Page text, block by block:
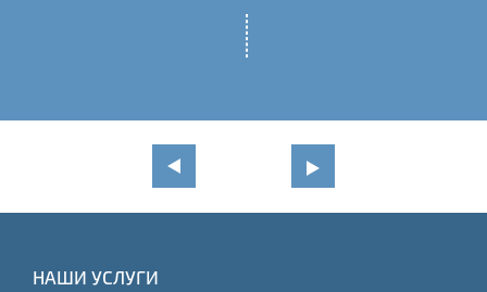
НАШИ УСЛУГИ